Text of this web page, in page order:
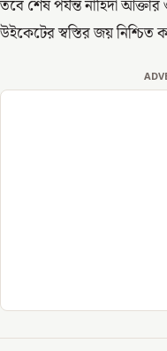
তবে শেষ পর্যন্ত নাহিদা
উইকেটের স্বস্তির জয় নিশ্চিত